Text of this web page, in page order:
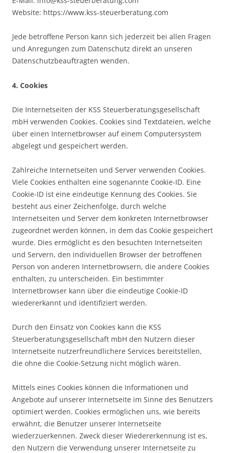
Website: https://www.kss-steuerberatung.com
Jede betroffene Person kann sich jederzeit bei allen Fragen
und Anregungen zum Datenschutz direkt an unseren
Datenschutzbeauftragten wenden.
4. Cookies
Die Internetseiten der KSS Steuerberatungsgesellschaft
mbH verwenden Cookies. Cookies sind Textdateien, welche
über einen Internetbrowser auf einem Computersystem
abgelegt und gespeichert werden.
Zahlreiche Internetseiten und Server verwenden Cookies.
Viele Cookies enthalten eine sogenannte Cookie-ID. Eine
Cookie-ID ist eine eindeutige Kennung des Cookies. Sie
besteht aus einer Zeichenfolge, durch welche
Internetseiten und Server dem konkreten Internetbrowser
zugeordnet werden können, in dem das Cookie gespeichert
wurde. Dies ermöglicht es den besuchten Internetseiten
und Servern, den individuellen Browser der betroffenen
Person von anderen Internetbrowsern, die andere Cookies
enthalten, zu unterscheiden. Ein bestimmter
Internetbrowser kann über die eindeutige Cookie-ID
wiedererkannt und identifiziert werden.
Durch den Einsatz von Cookies kann die KSS
Steuerberatungsgesellschaft mbH den Nutzern dieser
Internetseite nutzerfreundlichere Services bereitstellen,
die ohne die Cookie-Setzung nicht möglich wären.
Mittels eines Cookies können die Informationen und
Angebote auf unserer Internetseite im Sinne des Benutzers
optimiert werden. Cookies ermöglichen uns, wie bereits
erwähnt, die Benutzer unserer Internetseite
wiederzuerkennen. Zweck dieser Wiedererkennung ist es,
den Nutzern die Verwendung unserer Internetseite zu